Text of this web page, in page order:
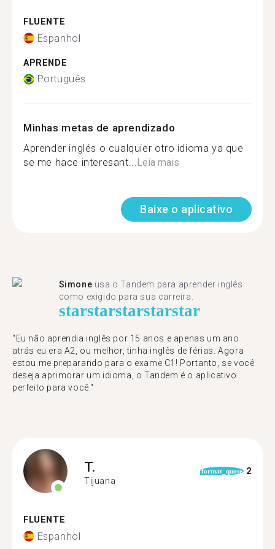
FLUENTE
Espanhol
APRENDE
Português
Minhas metas de aprendizado
Aprender inglés o cualquier otro idioma ya que
se me hace interesant...Leia mais
Baixe o aplicativo
Simone usa o Tandem para aprender inglês
como exigido para sua carreira.
starstarstarstarstar
"Eu não aprendia inglês por 15 anos e apenas um ano
atrás eu era A2, ou melhor, tinha inglês de férias. Agora
estou me preparando para o exame C1! Portanto, se você
deseja aprimorar um idioma, o Tandem é o aplicativo
perfeito para você."
T.
Tijuana
format_quote 2
FLUENTE
Espanhol